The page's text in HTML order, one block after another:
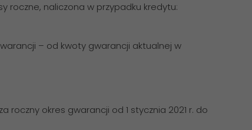
roczne, naliczona w przypadku kredytu:
– od kwoty gwarancji aktualnej w
roczny okres gwarancji od 1 stycznia 2021 r. do